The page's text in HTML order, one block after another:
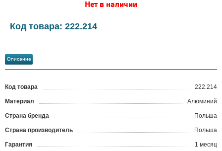
Нет в наличии
Код товара: 222.214
Описание
Код товара 222.214
Материал Алюминий
Страна бренда Польша
Страна производитель Польша
Гарантия 1 месяц